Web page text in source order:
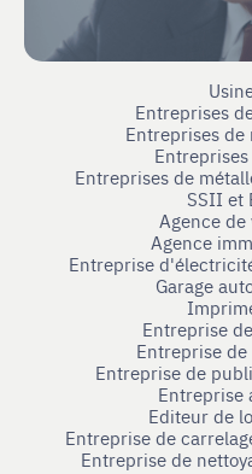
Entreprises
Entreprises
Entreprises de
SSII et
Agence de
Agence
Entreprise
Garage
Entreprise
Entreprise
Entreprise de
Entreprise
Editeur de
Entreprise de
Entreprise de